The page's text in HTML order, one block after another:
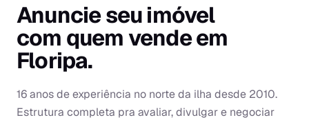
Anuncie seu imóvel
com quem vende em
Floripa.
16 anos de experiência no norte da ilha desde 2010.
Estrutura completa pra avaliar, divulgar e negociar